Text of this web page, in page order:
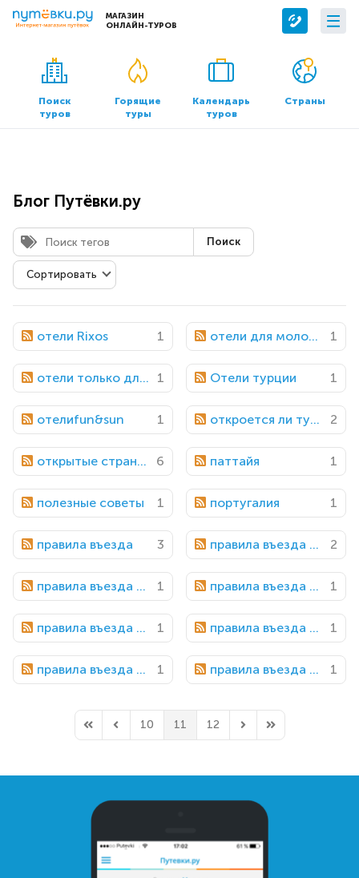
МАГАЗИН
ОНЛАЙН-ТУРОВ
Сервисы
Бронирование отелей
Трансфер
О компании
О нас
Контакты
Офисы продаж
Поиск
туров
Горящие
туры
Календарь
туров
Страны
Блог Путёвки.ру
Поиск
отели Rixos 1 отели для молодежи в египте 1
отели только для взрослых 1 Отели турции 1
отелиfun&sun 1 откроется ли турции в июне 2
открытые страны для россиян 6 паттайя 1
полезные советы 1 португалия 1
правила въезда 3 правила въезда в грецию 2
правила въезда в грузию 1 правила въезда в катар 1
правила въезда в краснодарский край 1 правила въезда в оаэ 1
правила въезда в таиланд 1 правила въезда в танзанию 1
First PagePrevious Page
10 11 12 Next PageLast Page